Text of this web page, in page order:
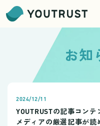
toC ユーザー向け
ビジネスメディア ユースタ
toB クライアント向け
お知
2024/12/11
YOUTRUSTの記事コン
メディアの厳選記事が読